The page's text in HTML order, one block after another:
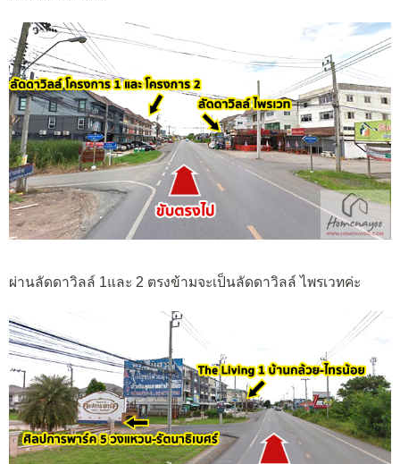
ผ่านลัดดาวิลล์ 1และ 2 ตรงข้ามจะเป็นลัดดาวิลล์ ไพรเวทค่ะ